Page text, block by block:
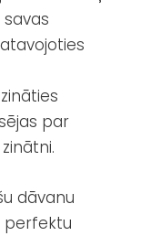
par
dāvanu
perfektu